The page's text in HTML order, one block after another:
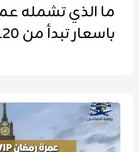
ما الذي تشمله
باسعار تبدأ من 120 ريال